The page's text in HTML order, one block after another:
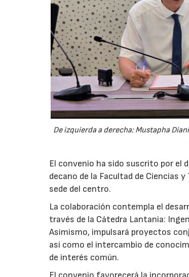
De izquierda a derecha: Mustapha
El convenio ha sido suscrito por el
decano de la Facultad de Ciencias
sede del centro.
La colaboración contempla el
través de la Cátedra Lantania:
Asimismo, impulsará proyectos
así como el intercambio de
de interés común.